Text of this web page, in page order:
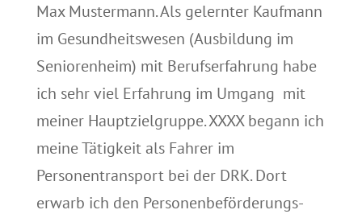
Max Mustermann. Als gelernter Kaufmann
im Gesundheitswesen (Ausbildung im
Seniorenheim) mit Berufserfahrung habe
ich sehr viel Erfahrung im Umgang mit
meiner Hauptzielgruppe. XXXX begann ich
meine Tätigkeit als Fahrer im
Personentransport bei der DRK. Dort
erwarb ich den Personenbeförderungs-